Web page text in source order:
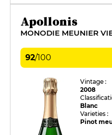
Apollonis
MONODIE MEUNIER
92/100
Vintage :
2008
Blanc
Varieties :
Pinot